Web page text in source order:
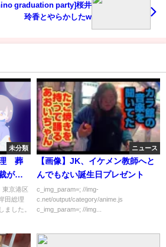
graduation party]桜井
玲香とやらかしたw
未分類
理 葬
が弔
東京港区
田総理
ました。
ニュース
【画像】JK、イケメン教師へと
んでもない誕生日プレゼント
c_img_param=; //img-
c.net/output/category/anime.js
c_img_param=; //img...